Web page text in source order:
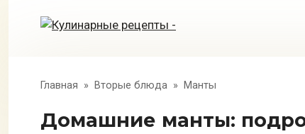
Главная » Вторые блюда » Манты
Домашние манты: